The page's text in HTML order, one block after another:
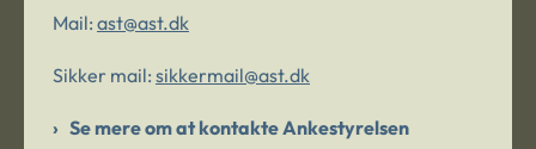
Mail: ast@ast.dk
Sikker mail: sikkermail@ast.dk
Se mere om at kontakte Ankestyrelsen